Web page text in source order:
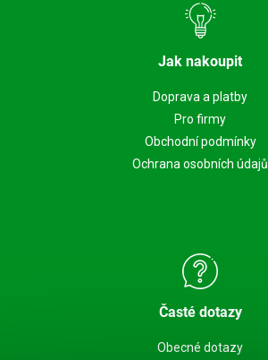
Jak nakoupit
Doprava a platby
Pro firmy
Obchodní podmínky
Ochrana osobních údajů
Časté dotazy
Obecné dotazy